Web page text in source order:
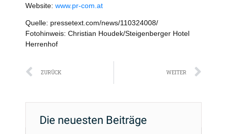
Website: www.pr-com.at
Quelle: pressetext.com/news/110324008/
Fotohinweis: Christian Houdek/Steigenberger Hotel
Herrenhof
Zurück
ZURÜCK WEITER
Die neuesten Beiträge